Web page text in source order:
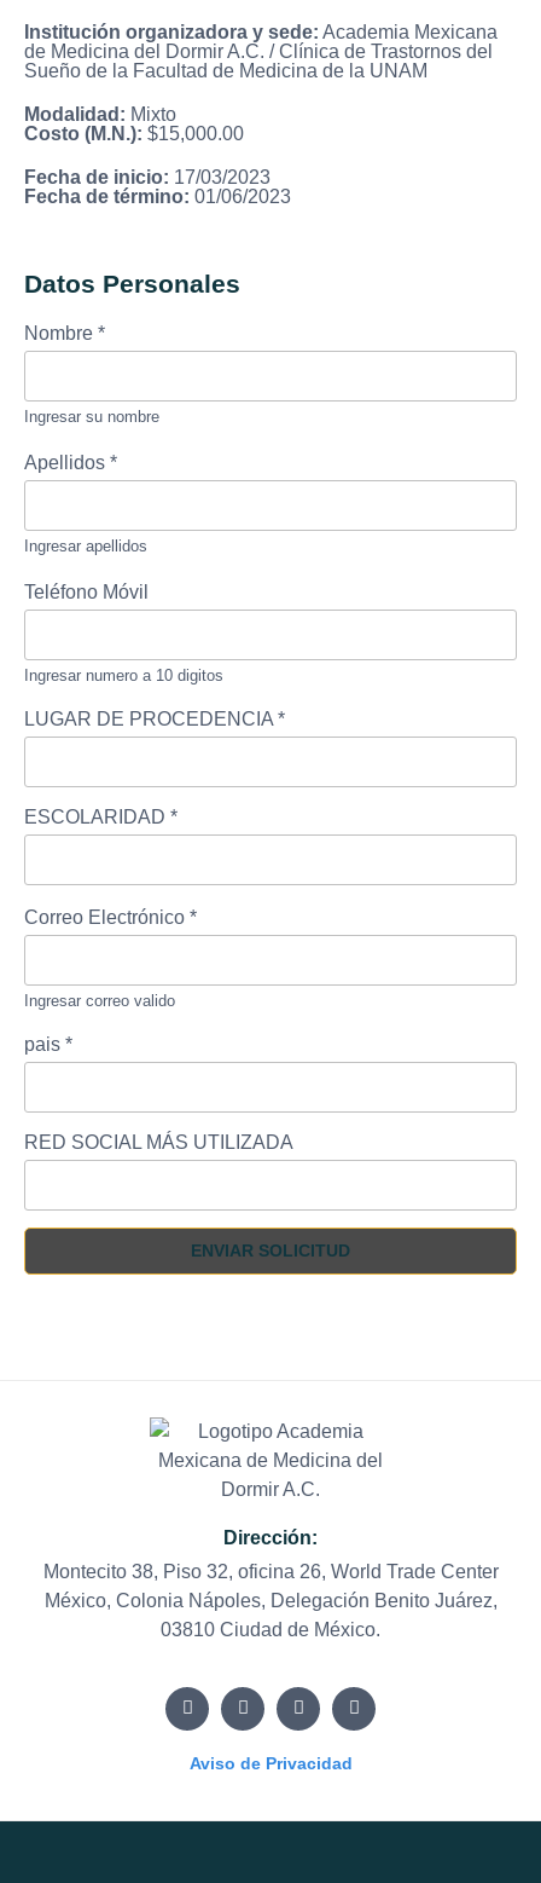
Institución organizadora y sede: Academia Mexicana
de Medicina del Dormir A.C. / Clínica de Trastornos del
Sueño de la Facultad de Medicina de la UNAM
Modalidad: Mixto
Costo (M.N.): $15,000.00
Fecha de inicio: 17/03/2023
Fecha de término: 01/06/2023
Datos Personales
Nombre *
Ingresar su nombre
Apellidos *
Ingresar apellidos
Teléfono Móvil
Ingresar numero a 10 digitos
LUGAR DE PROCEDENCIA *
ESCOLARIDAD *
Correo Electrónico *
Ingresar correo valido
pais *
RED SOCIAL MÁS UTILIZADA
ENVIAR SOLICITUD
Dirección:
Montecito 38, Piso 32, oficina 26, World Trade Center
México, Colonia Nápoles, Delegación Benito Juárez,
03810 Ciudad de México.
Aviso de Privacidad